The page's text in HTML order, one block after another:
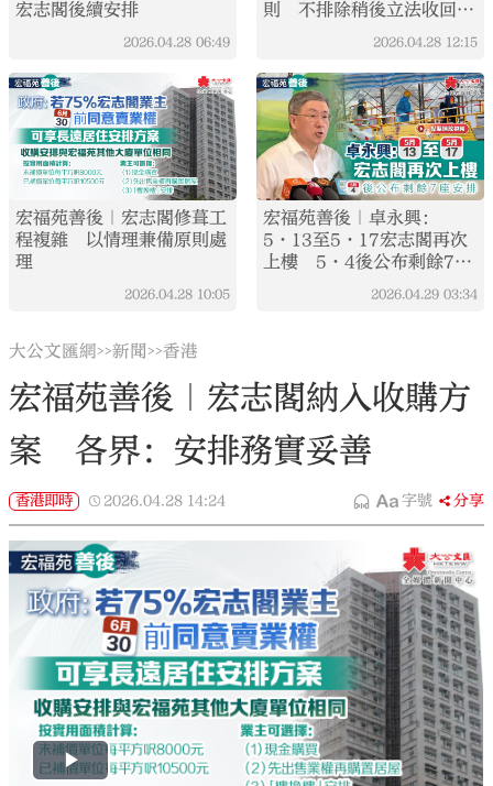
宏志閣後續安排
2026.04.28 06:49
則 不排除稍後立法收回餘
2026.04.28 12:15
宏福苑善後｜宏志閣修葺工
程複雜 以情理兼備原則處
理
2026.04.28 10:05
宏福苑善後｜卓永興：
5·13至5·17宏志閣再次
上樓 5·4後公布剩餘7座
2026.04.29 03:34
大公文匯網>>新聞>>香港
宏福苑善後｜宏志閣納入收購方
案 各界：安排務實妥善
香港即時 2026.04.28 14:24 字號 分享